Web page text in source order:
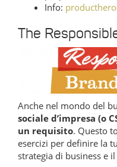
Info:
The
Anche nel mondo del
sociale d’impresa (o
un requisito. Questo
esercizi per definire la
strategia di business e